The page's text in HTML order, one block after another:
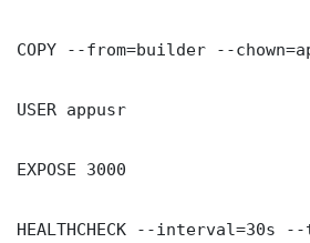
COPY --from=builder --
USER appusr
EXPOSE 3000
HEALTHCHECK --